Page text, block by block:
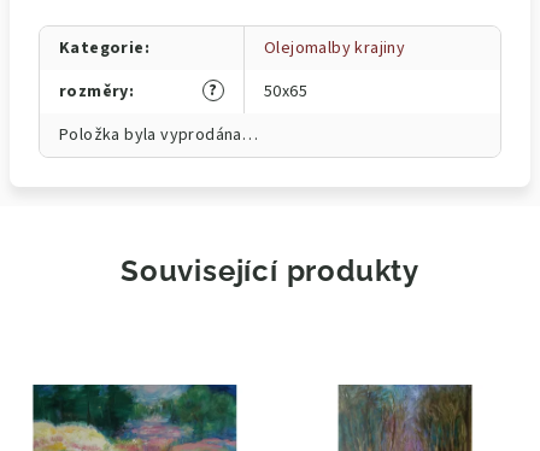
Kategorie:
Olejomalby krajiny
?
rozměry:
50x65
Položka byla vyprodána…
Související produkty